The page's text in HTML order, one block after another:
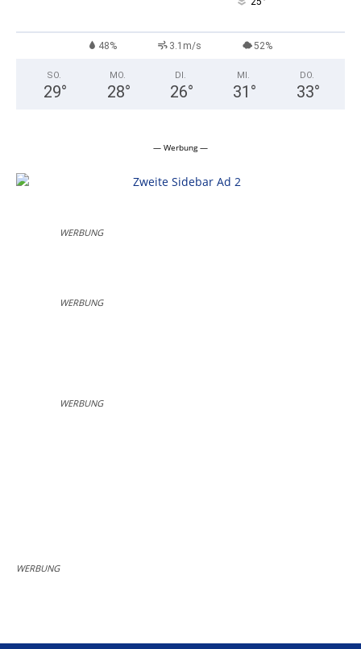
48% 3.1m/s 52%
SO.
29°
MO.
28°
DI.
26°
MI.
31 °
DO.
33°
— Werbung —
WERBUNG
WERBUNG
WERBUNG
WERBUNG